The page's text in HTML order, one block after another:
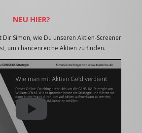
NEU HIER?
Simon, wie Du unseren Aktien-Screener
um chancenreiche Aktien zu finden.